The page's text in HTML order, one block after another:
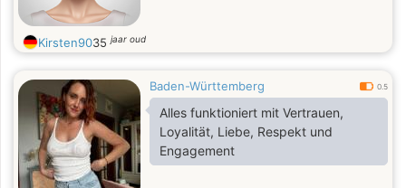
Kirsten9035jaar oud
Baden-Württemberg 0.5
Alles funktioniert mit Vertrauen,
Loyalität, Liebe, Respekt und
Engagement